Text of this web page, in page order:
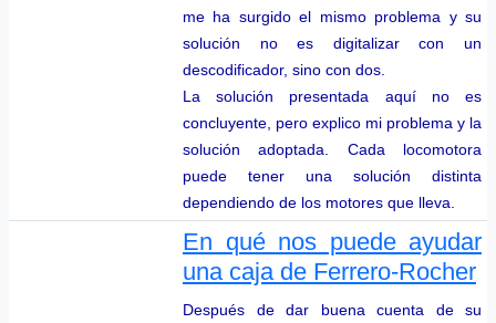
me ha surgido el mismo problema y su
solución no es digitalizar con un
descodificador, sino con dos.
La solución presentada aquí no es
concluyente, pero explico mi problema y la
solución adoptada. Cada locomotora
puede tener una solución distinta
dependiendo de los motores que lleva.
En qué nos puede ayudar
una caja de Ferrero-Rocher
Después de dar buena cuenta de su